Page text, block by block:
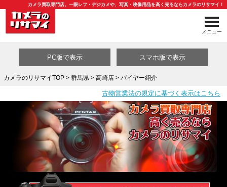
カメラ買取専門店。一眼レフ・デジカメや、写真・映像用品を高く売るならカメラのリサマイ！
メニュー
買取カテゴリ一覧
PC版で表示 スマホ版で表示
カメラのリサマイTOP> 群馬県 > 高崎店> バイヤー紹介
古物営業法の規定に基づく表示はこちら